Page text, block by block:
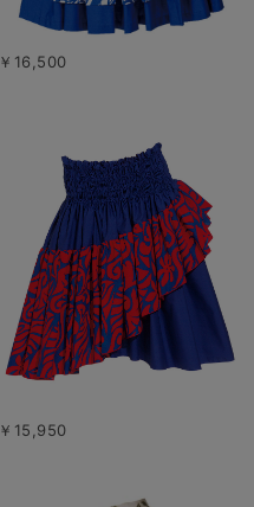
￥16,500
￥15,950